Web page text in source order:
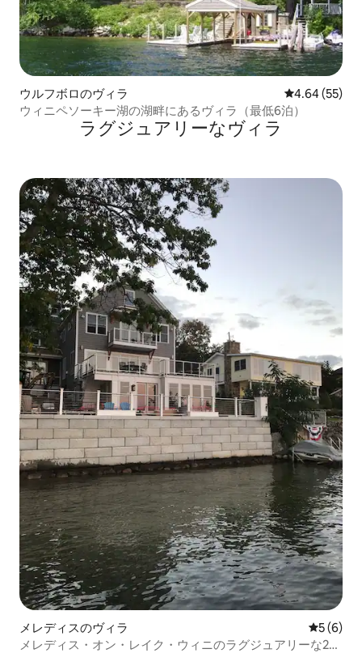
ウルフボロのヴィラ レビュー55
4.64 (55)
ウィニペソーキー湖の湖畔にあるヴィラ（最低6泊）
ラグジュアリーなヴィラ
メレディスのヴィラ レビュー
5 (6)
メレディス・オン・レイク・ウィニのラグジュアリーな2ベ